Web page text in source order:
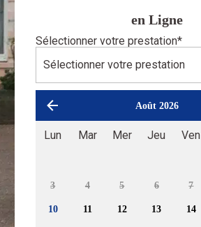
en Ligne
Sélectionner votre prestation*
Août 2026
Lun Mar Mer Jeu Ven
3 4 5 6 7
10 11 12 13 14